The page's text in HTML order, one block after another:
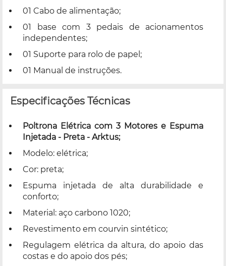
01 Cabo de alimentação;
01 base com 3 pedais de acionamentos
independentes;
01 Suporte para rolo de papel;
01 Manual de instruções.
Especificações Técnicas
Poltrona Elétrica com 3 Motores e Espuma
Injetada - Preta - Arktus;
Modelo: elétrica;
Cor: preta;
Espuma injetada de alta durabilidade e
conforto;
Material: aço carbono 1020;
Revestimento em courvin sintético;
Regulagem elétrica da altura, do apoio das
costas e do apoio dos pés;